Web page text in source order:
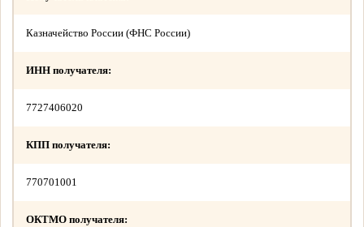
Казначейство России (ФНС России)
ИНН получателя:
7727406020
КПП получателя:
770701001
ОКТМО получателя: